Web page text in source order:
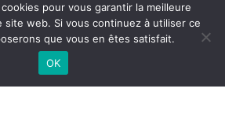
moments en
pour vous garantir la meilleure
site web. Si vous continuez à utiliser ce
que vous en êtes satisfait.
OK